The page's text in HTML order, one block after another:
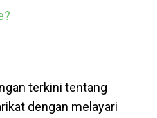
terkini tentang
dengan melayari